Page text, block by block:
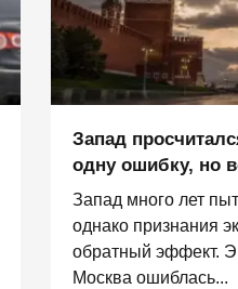
Запад
одну ошибку, но
Запад много лет
однако признания
обратный эффект.
Москва ошиблась...